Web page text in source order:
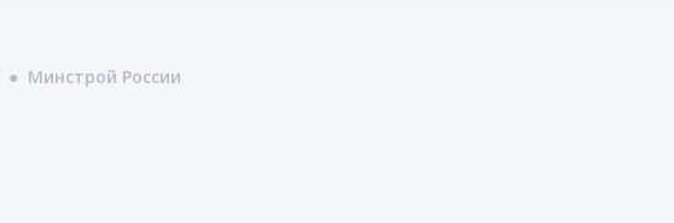
● Минстрой России